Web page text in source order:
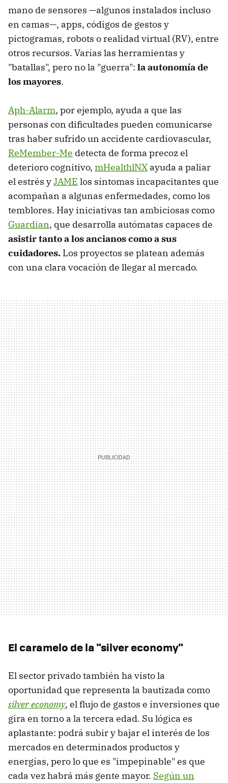
mano de sensores —algunos instalados incluso
en camas—, apps, códigos de gestos y
pictogramas, robots o realidad virtual (RV), entre
otros recursos. Varías las herramientas y
"batallas", pero no la "guerra": la autonomía de
los mayores.
Aph-Alarm, por ejemplo, ayuda a que las
personas con dificultades pueden comunicarse
tras haber sufrido un accidente cardiovascular,
ReMember-Me detecta de forma precoz el
deterioro cognitivo, mHealthlNX ayuda a paliar
el estrés yJAME los síntomas incapacitantes que
acompañan a algunas enfermedades, como los
temblores. Hay iniciativas tan ambiciosas como
Guardian, que desarrolla autómatas capaces de
asistir tanto a los ancianos como a sus
cuidadores. Los proyectos se platean además
con una clara vocación de llegar al mercado.
El caramelo de la "silver economy"
El sector privado también ha visto la
oportunidad que representa la bautizada como
silver economy, el flujo de gastos e inversiones que
gira en torno a la tercera edad. Su lógica es
aplastante: podrá subir y bajar el interés de los
mercados en determinados productos y
energías, pero lo que es "impepinable" es que
cada vez habrá más gente mayor. Según un